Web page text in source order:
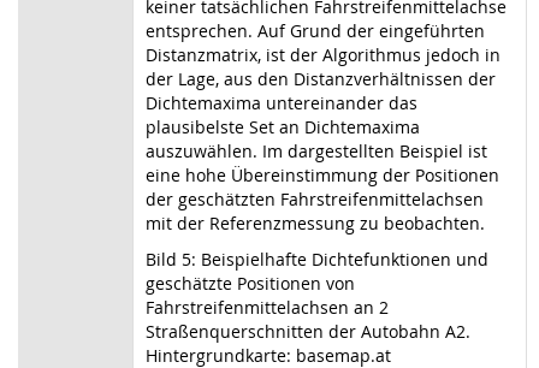
keiner tatsächlichen Fahrstreifenmittelachse
entsprechen. Auf Grund der eingeführten
Distanzmatrix, ist der Algorithmus jedoch in
der Lage, aus den Distanzverhältnissen der
Dichtemaxima untereinander das
plausibelste Set an Dichtemaxima
auszuwählen. Im dargestellten Beispiel ist
eine hohe Übereinstimmung der Positionen
der geschätzten Fahrstreifenmittelachsen
mit der Referenzmessung zu beobachten.
Bild 5: Beispielhafte Dichtefunktionen und
geschätzte Positionen von
Fahrstreifenmittelachsen an 2
Straßenquerschnitten der Autobahn A2.
Hintergrundkarte: basemap.at